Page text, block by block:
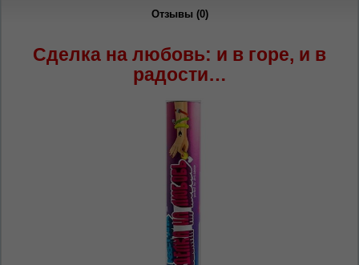
Отзывы (0)
Сделка на любовь: и в горе, и в
радости…
RO RU